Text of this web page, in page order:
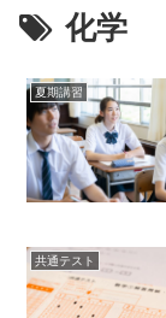
化学
夏期講習
共通テスト